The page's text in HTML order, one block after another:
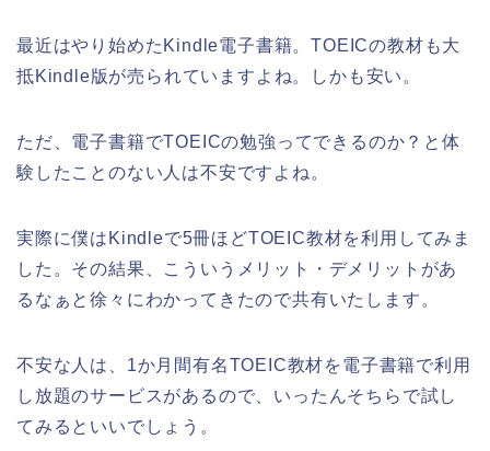
最近はやり始めたKindle電子書籍。TOEICの教材も大
抵Kindle版が売られていますよね。しかも安い。
ただ、電子書籍でTOEICの勉強ってできるのか？と体
験したことのない人は不安ですよね。
実際に僕はKindleで5冊ほどTOEIC教材を利用してみま
した。その結果、こういうメリット・デメリットがあ
るなぁと徐々にわかってきたので共有いたします。
不安な人は、1か月間有名TOEIC教材を電子書籍で利用
し放題のサービスがあるので、いったんそちらで試し
てみるといいでしょう。